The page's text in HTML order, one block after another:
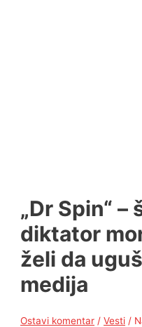
„Dr Spin“
diktator
želi da
medija
Ostavi komentar /Vesti /